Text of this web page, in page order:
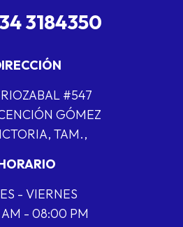
3184350
#547
GÓMEZ
TAM.,
- VIERNES
- 08:00 PM